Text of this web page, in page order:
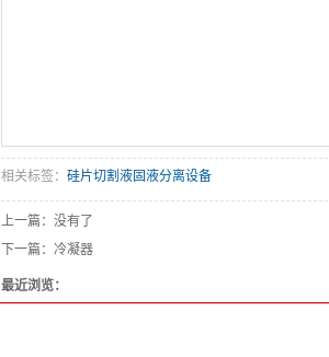
相关标签： 硅片切割液固液分离设备
上一篇：没有了
下一篇： 冷凝器
最近浏览：